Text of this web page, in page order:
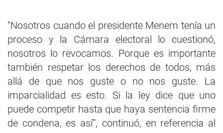
“Nosotros cuando el presidente Menem tenía un
proceso y la Cámara electoral lo cuestionó,
nosotros lo revocamos. Porque es importante
también respetar los derechos de todos, más
allá de que nos guste o no nos guste. La
imparcialidad es esto. Si la ley dice que uno
puede competir hasta que haya sentencia firme
de condena, es así”, continuó, en referencia al